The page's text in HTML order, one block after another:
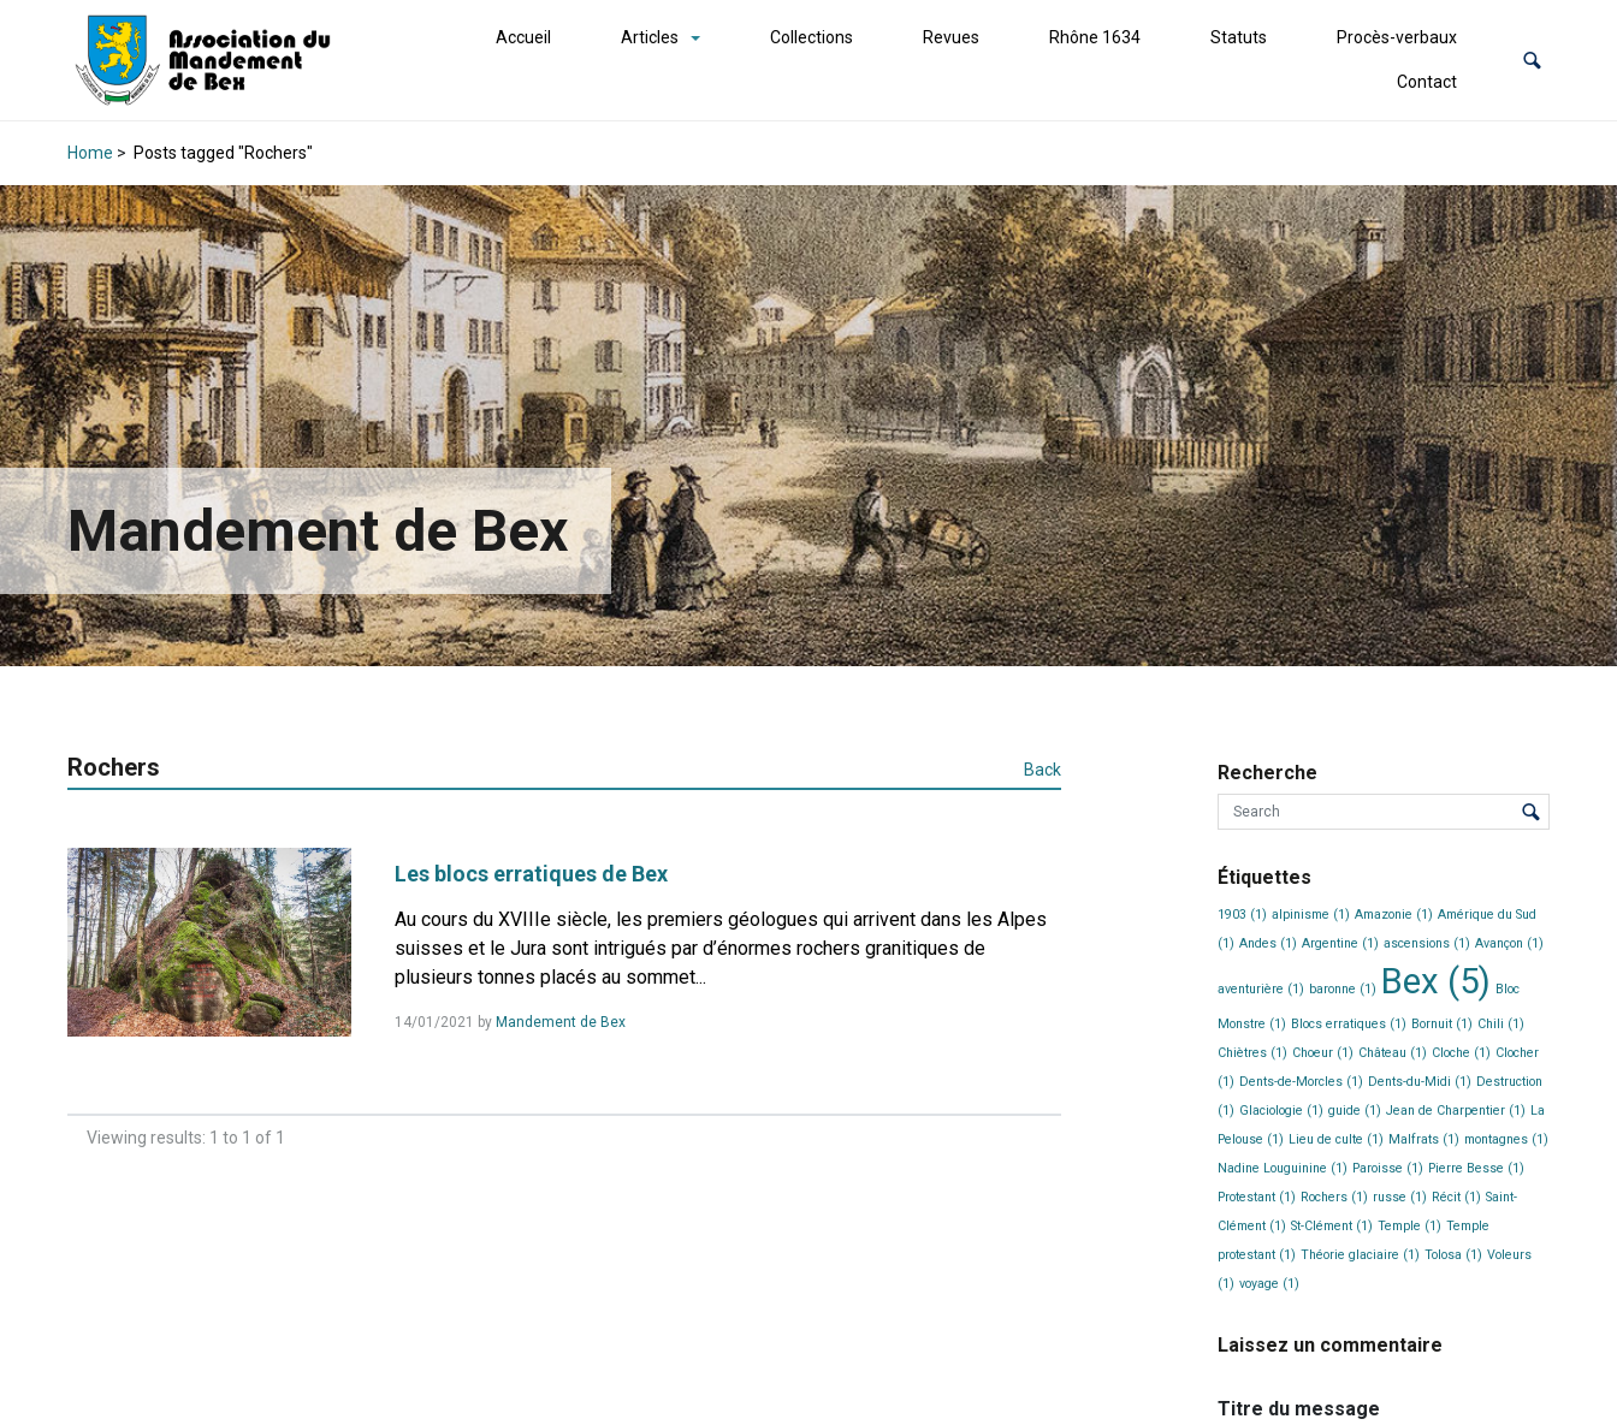
Accueil Articles Collections Revues Rhône 1634 Statuts Procès-verbaux
Contact
Home > Posts tagged "Rochers"
Mandement de Bex
Rochers Back
Les blocs erratiques de Bex
Au cours du XVIIIe siècle, les premiers géologues qui arrivent dans les Alpes
suisses et le Jura sont intrigués par d’énormes rochers granitiques de
plusieurs tonnes placés au sommet...
14/01/2021 by Mandement de BexRead
Viewing results: 1 to 1 of 1
Recherche
Étiquettes
1903 (1) alpinisme (1) Amazonie (1) Amérique du Sud
(1) Andes(1) Argentine (1) ascensions(1) Avançon (1)
aventurière (1) baronne (1) Bex (5) Bloc
Monstre (1) Blocs erratiques(1) Bornuit(1) Chili (1)
Chiètres(1) Choeur(1) Château (1) Cloche (1) Clocher
(1) Dents-de-Morcles(1) Dents-du-Midi (1) Destruction
(1) Glaciologie (1) guide (1) Jean de Charpentier(1) La
Pelouse (1) Lieu de culte (1) Malfrats(1) montagnes(1)
Nadine Louguinine (1) Paroisse (1) Pierre Besse (1)
Protestant(1) Rochers(1) russe (1) Récit(1) Saint-
Clément(1) St-Clément(1) Temple (1) Temple
protestant(1) Théorie glaciaire (1) Tolosa (1) Voleurs
(1) voyage (1)
Laissez un commentaire
Titre du message